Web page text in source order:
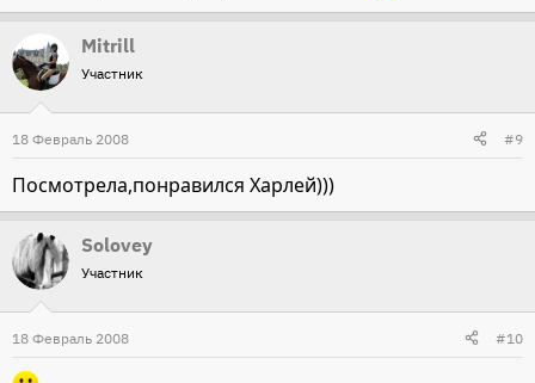
Mitrill
Участник
18 Февраль 2008 #9
Посмотрела,понравился Харлей)))
Solovey
Участник
18 Февраль 2008 #10